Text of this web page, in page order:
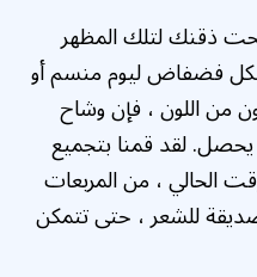
ذقنك لتلك المظهر
فضفاض ليوم منسم أو
من اللون ، فإن وشاح
يحصل. لقد قمنا بتجميع
الحالي ، من المربعات
للشعر ، حتى تتمكن